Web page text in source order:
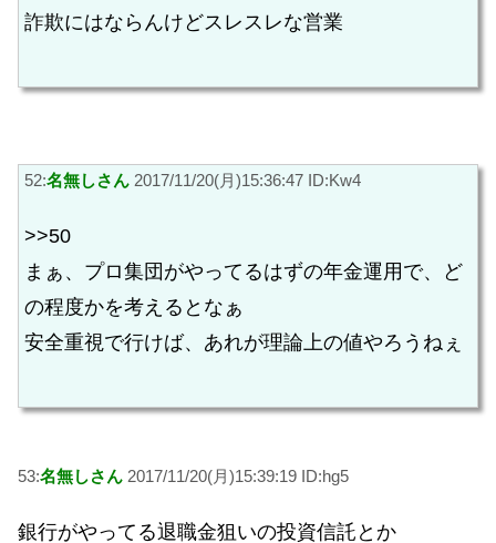
詐欺にはならんけどスレスレな営業
52:名無しさん 2017/11/20(月)15:36:47 ID:Kw4
>>50
まぁ、プロ集団がやってるはずの年金運用で、ど
の程度かを考えるとなぁ
安全重視で行けば、あれが理論上の値やろうねぇ
53:名無しさん 2017/11/20(月)15:39:19 ID:hg5
銀行がやってる退職金狙いの投資信託とか